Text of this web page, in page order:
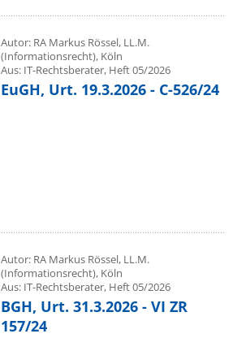
Autor: RA Markus Rössel, LL.M.
(Informationsrecht), Köln
Aus: IT-Rechtsberater, Heft 05/2026
EuGH, Urt. 19.3.2026 - C-526/24
Autor: RA Markus Rössel, LL.M.
(Informationsrecht), Köln
Aus: IT-Rechtsberater, Heft 05/2026
BGH, Urt. 31.3.2026 - VI ZR
157/24